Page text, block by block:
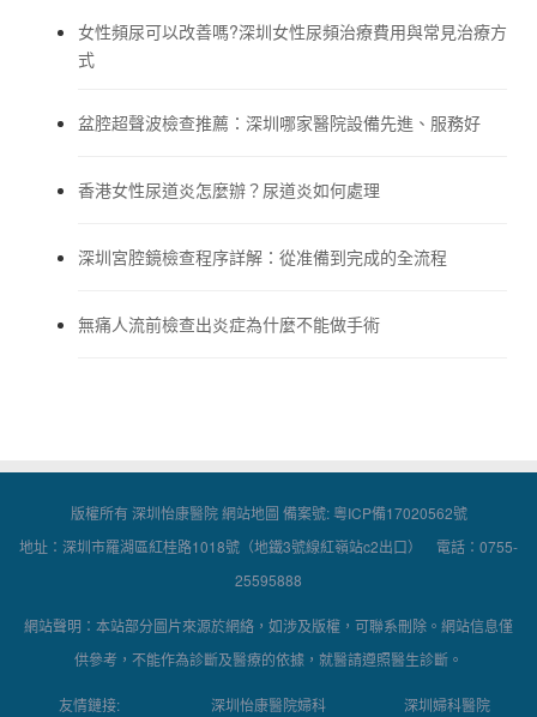
女性頻尿可以改善嗎?深圳女性尿頻治療費用與常見治療方
式
盆腔超聲波檢查推薦：深圳哪家醫院設備先進、服務好
香港女性尿道炎怎麼辦？尿道炎如何處理
深圳宮腔鏡檢查程序詳解：從准備到完成的全流程
無痛人流前檢查出炎症為什麼不能做手術
版權所有 深圳怡康醫院網站地圖 備案號:粵ICP備17020562號
地址：深圳市羅湖區紅桂路1018號（地鐵3號線紅嶺站c2出口） 電話：0755-
25595888
網站聲明：本站部分圖片來源於網絡，如涉及版權，可聯系刪除。網站信息僅
供參考，不能作為診斷及醫療的依據，就醫請遵照醫生診斷。
友情鏈接: 深圳怡康醫院婦科 深圳婦科醫院